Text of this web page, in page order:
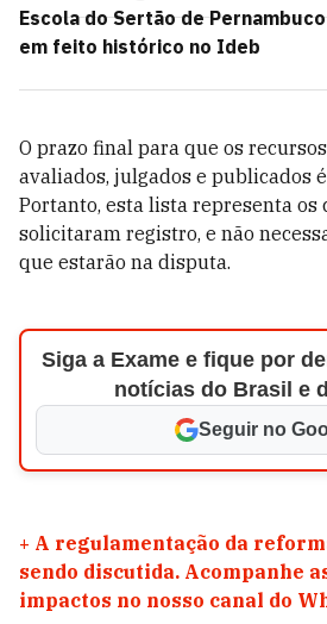
Escola do Sertão de
em feito histórico no Ideb
O prazo final para que os
avaliados, julgados e publicados
Portanto, esta lista representa os
solicitaram registro, e não
que estarão na disputa.
Siga a Exame e fique por
notícias do Brasil e
Seguir no
+ A regulamentação da
sendo discutida. Acompanhe
impactos no nosso canal do